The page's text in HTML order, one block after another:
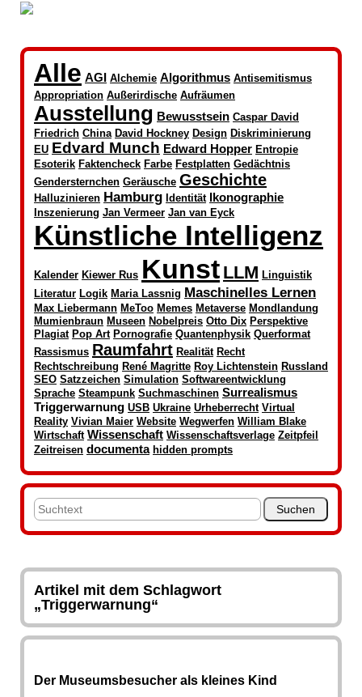
Alle AGI Alchemie Algorithmus Antisemitismus
Appropriation Außerirdische Aufräumen
Ausstellung Bewusstsein Caspar David
Friedrich China David Hockney Design Diskriminierung
EU Edvard Munch Edward Hopper Entropie
Esoterik Faktencheck Farbe Festplatten Gedächtnis
Gendersternchen Geräusche Geschichte
Halluzinieren Hamburg Identität Ikonographie
Inszenierung Jan Vermeer Jan van Eyck
Künstliche Intelligenz
Kalender Kiewer Rus Kunst LLM Linguistik
Literatur Logik Maria Lassnig Maschinelles Lernen
Max Liebermann MeToo Memes Metaverse Mondlandung
Mumienbraun Museen Nobelpreis Otto Dix Perspektive
Plagiat Pop Art Pornografie Quantenphysik Querformat
Rassismus Raumfahrt Realität Recht
Rechtschreibung René Magritte Roy Lichtenstein Russland
SEO Satzzeichen Simulation Softwareentwicklung
Sprache Steampunk Suchmaschinen Surrealismus
Triggerwarnung USB Ukraine Urheberrecht Virtual
Reality Vivian Maier Website Wegwerfen William Blake
Wirtschaft Wissenschaft Wissenschaftsverlage Zeitpfeil
Zeitreisen documenta hidden prompts
Artikel mit dem Schlagwort
„Triggerwarnung“
Der Museumsbesucher als kleines Kind